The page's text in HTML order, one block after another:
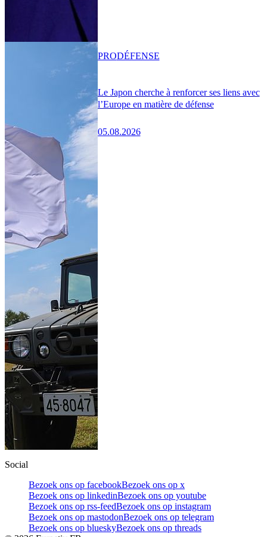
Le Japon cherche à renforcer ses liens avec
l’Europe en matière de défense
05.08.2026
PRODÉFENSE
Social
Bezoek ons op facebookBezoek ons op x
Bezoek ons op linkedinBezoek ons op youtube
Bezoek ons op rss-feedBezoek ons op instagram
Bezoek ons op mastodonBezoek ons op telegram
Bezoek ons op blueskyBezoek ons op threads